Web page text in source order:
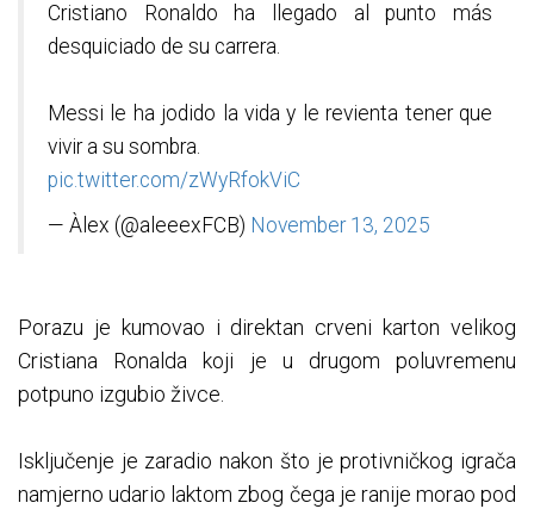
Cristiano Ronaldo ha llegado al punto más
desquiciado de su carrera.
Messi le ha jodido la vida y le revienta tener que
vivir a su sombra.
pic.twitter.com/zWyRfokViC
— Àlex (@aleeexFCB) November 13, 2025
Porazu je kumovao i direktan crveni karton velikog
Cristiana Ronalda koji je u drugom poluvremenu
potpuno izgubio živce.
Isključenje je zaradio nakon što je protivničkog igrača
namjerno udario laktom zbog čega je ranije morao pod